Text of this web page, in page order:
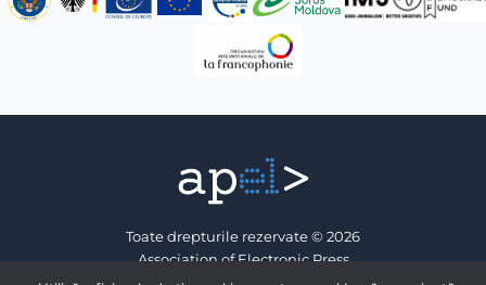
Toate drepturile rezervate © 2026
Association of Electronic Press